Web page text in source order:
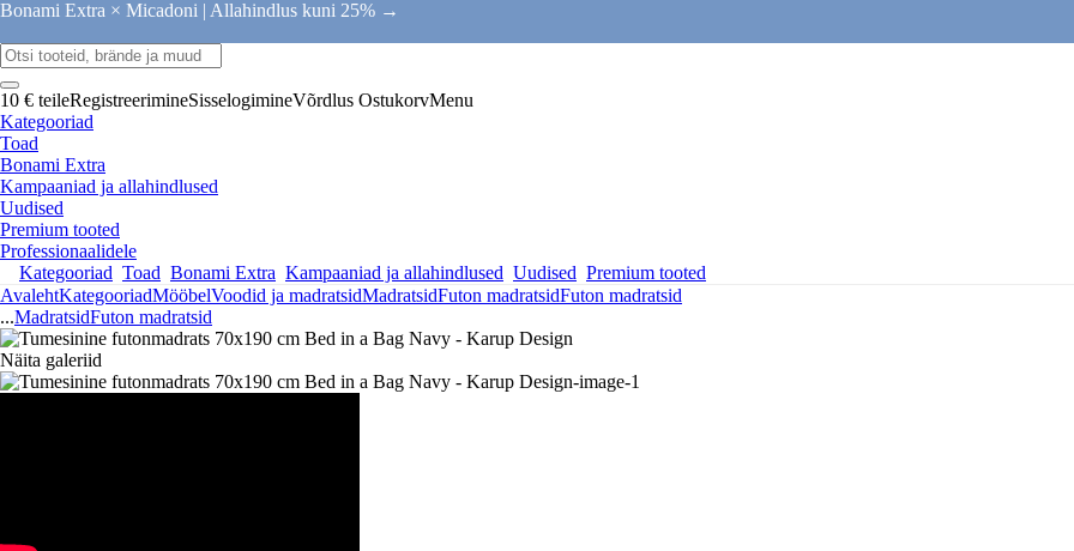
Bonami Extra × Micadoni | Allahindlus kuni 25% →
10 € teileRegistreerimineSisselogimineVõrdlus OstukorvMenu
Kategooriad
Toad
Bonami Extra
Kampaaniad ja allahindlused
Uudised
Premium tooted
Professionaalidele
Kategooriad Toad Bonami Extra Kampaaniad ja allahindlused Uudised Premium tooted
AvalehtKategooriadMööbelVoodid ja madratsidMadratsidFuton madratsidFuton madratsid
...MadratsidFuton madratsid
Näita galeriid